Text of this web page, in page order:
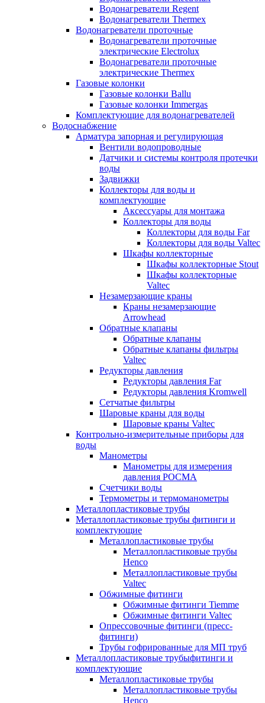
Водонагреватели Regent
Водонагреватели Thermex
Водонагреватели проточные
Водонагреватели проточные
электрические Electrolux
Водонагреватели проточные
электрические Thermex
Газовые колонки
Газовые колонки Ballu
Газовые колонки Immergas
Комплектующие для водонагревателей
Водоснабжение
Арматура запорная и регулирующая
Вентили водопроводные
Датчики и системы контроля протечки
воды
Задвижки
Коллекторы для воды и
комплектующие
Аксессуары для монтажа
Коллекторы для воды
Коллекторы для воды Far
Коллекторы для воды Valtec
Шкафы коллекторные
Шкафы коллекторные Stout
Шкафы коллекторные
Valtec
Незамерзающие краны
Краны незамерзающие
Arrowhead
Обратные клапаны
Обратные клапаны
Обратные клапаны фильтры
Valtec
Редукторы давления
Редукторы давления Far
Редукторы давления Kromwell
Сетчатые фильтры
Шаровые краны для воды
Шаровые краны Valtec
Контрольно-измерительные приборы для
воды
Манометры
Манометры для измерения
давления РОСМА
Счетчики воды
Термометры и термоманометры
Металлопластиковые трубы
Металлопластиковые трубы фитинги и
комплектующие
Металлопластиковые трубы
Металлопластиковые трубы
Henco
Металлопластиковые трубы
Valtec
Обжимные фитинги
Обжимные фитинги Tiemme
Обжимные фитинги Valtec
Опрессовочные фитинги (пресс-
фитинги)
Трубы гофрированные для МП труб
Металлопластиковые трубыфитинги и
комплектующие
Металлопластиковые трубы
Металлопластиковые трубы
Henco